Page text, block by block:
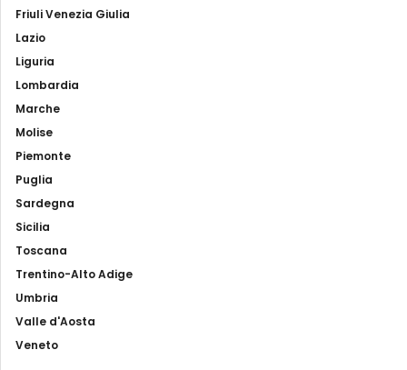
Friuli Venezia Giulia
Lazio
Liguria
Lombardia
Marche
Molise
Piemonte
Puglia
Sardegna
Sicilia
Toscana
Trentino-Alto Adige
Umbria
Valle d'Aosta
Veneto